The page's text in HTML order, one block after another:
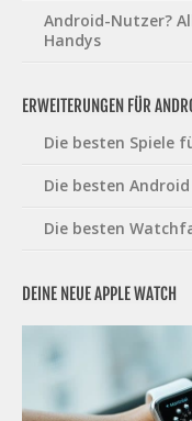
Android-Nutzer?
Handys
ERWEITERUNGEN FÜR
Die besten Spiele
Die besten
Die besten
DEINE NEUE APPLE WATCH